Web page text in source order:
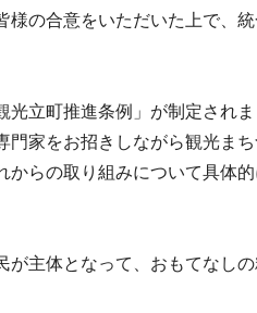
の合意をいただいた上で、
立町推進条例」が制定され
家をお招きしながら観光ま
らの取り組みについて具体
主体となって、おもてなし